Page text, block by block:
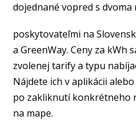
dojednané vopred s dvoma
poskytovateľmi na
a GreenWay. Ceny za kWh
zvolenej tarify a typu
Nájdete ich v aplikácii
po zakliknutí konkrétneho
na mape.